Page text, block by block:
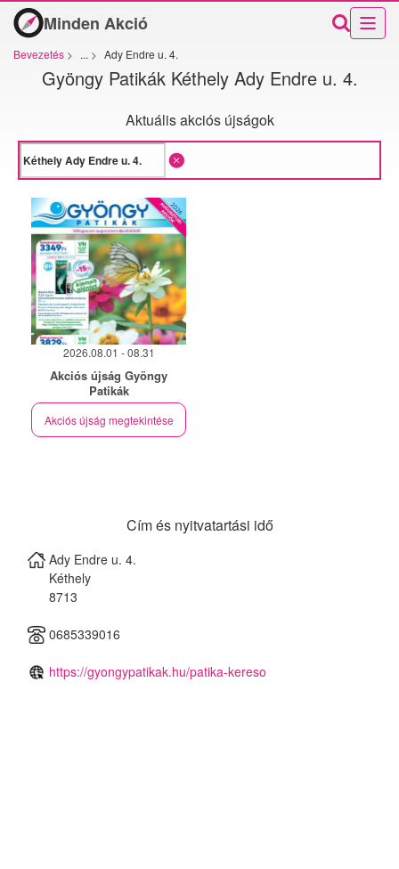
Minden Akció
Bevezetés > ... > Ady Endre u. 4.
Gyöngy Patikák Kéthely Ady Endre u. 4.
Aktuális akciós újságok
2026.08.01 - 08.31
Akciós újság Gyöngy
Patikák
Akciós újság megtekintése
Cím és nyitvatartási idő
Ady Endre u. 4.
Kéthely
8713
0685339016
https://gyongypatikak.hu/patika-kereso